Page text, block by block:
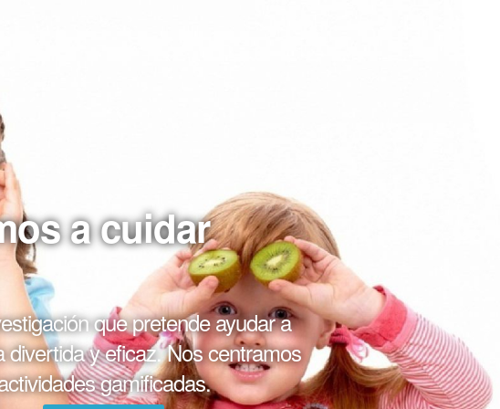
a cuidar
que pretende ayudar a
y eficaz. Nos centramos
gamificadas.